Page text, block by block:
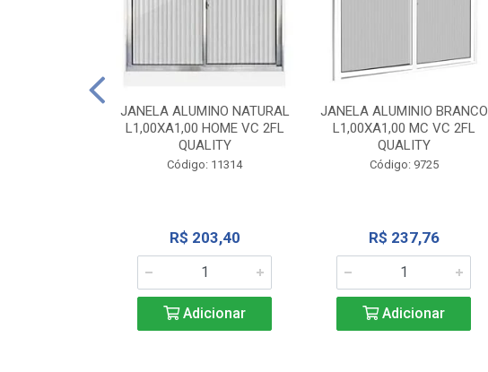
JANELA ALUMINO NATURAL
L1,00XA1,00 HOME VC 2FL
QUALITY
Código: 11314
R$ 203,40
Adicionar
JANELA ALUMINIO BRANCO
L1,00XA1,00 MC VC 2FL
QUALITY
Código: 9725
R$ 237,76
Adicionar